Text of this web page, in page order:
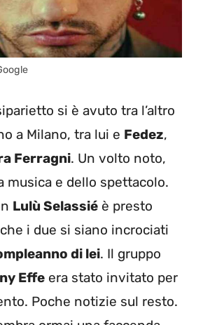
si è avuto tra l’altro
a Milano, tra lui e Fedez,
Ferragni. Un volto noto,
musica e dello spettacolo.
Lulù Selassié è presto
i due si siano incrociati
di lei. Il gruppo
Effe era stato invitato per
Poche notizie sul resto.